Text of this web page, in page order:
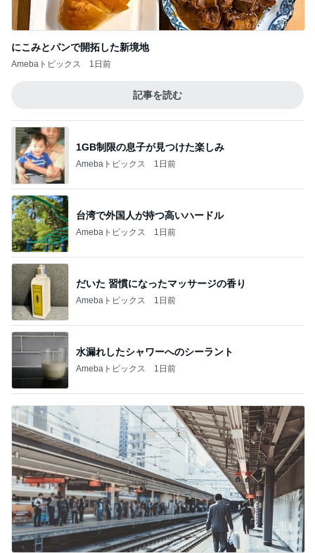
にこみとパンで開拓した新境地
Amebaトピックス 1日前
記事を読む
1GB制限の息子が見つけた楽しみ
Amebaトピックス 1日前
台湾で外国人が持つ高いハードル
Amebaトピックス 1日前
だいた 習慣になったマッサージの香り
Amebaトピックス 1日前
水漏れしたシャワーへのシーラント
Amebaトピックス 1日前